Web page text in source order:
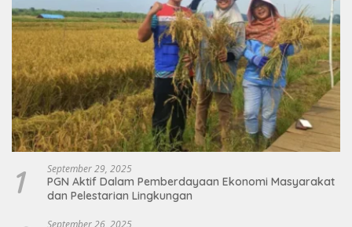
1 September 29, 2025
PGN Aktif Dalam Pemberdayaan Ekonomi Masyarakat
dan Pelestarian Lingkungan